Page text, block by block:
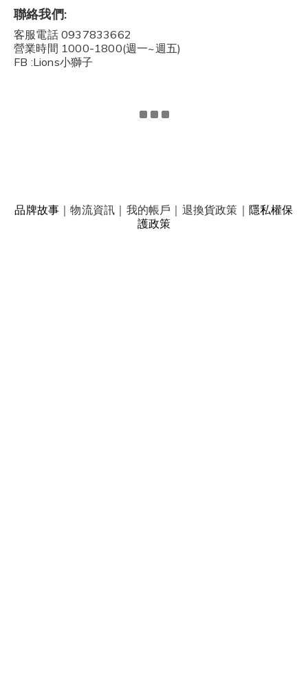
聯絡我們:
客服電話 0937833662
營業時間 1000-1800(週一~週五)
FB :Lions小獅子
品牌故事 ｜物流資訊 ｜ 我的帳戶 ｜ 退換貨政策 ｜ 隱私權保
護政策